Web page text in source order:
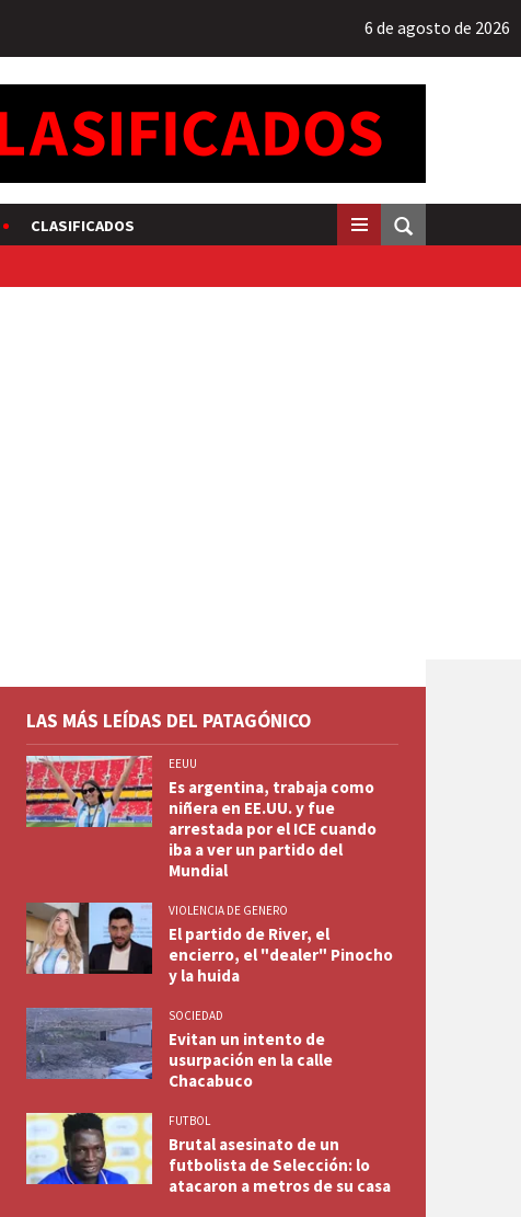
6 de agosto de 2026
CLASIFICADOS
LAS MÁS LEÍDAS DEL PATAGÓNICO
EEUU
Es argentina, trabaja como
niñera en EE.UU. y fue
arrestada por el ICE cuando
iba a ver un partido del
Mundial
VIOLENCIA DE GENERO
El partido de River, el
encierro, el "dealer" Pinocho
y la huida
SOCIEDAD
Evitan un intento de
usurpación en la calle
Chacabuco
FUTBOL
Brutal asesinato de un
futbolista de Selección: lo
atacaron a metros de su casa